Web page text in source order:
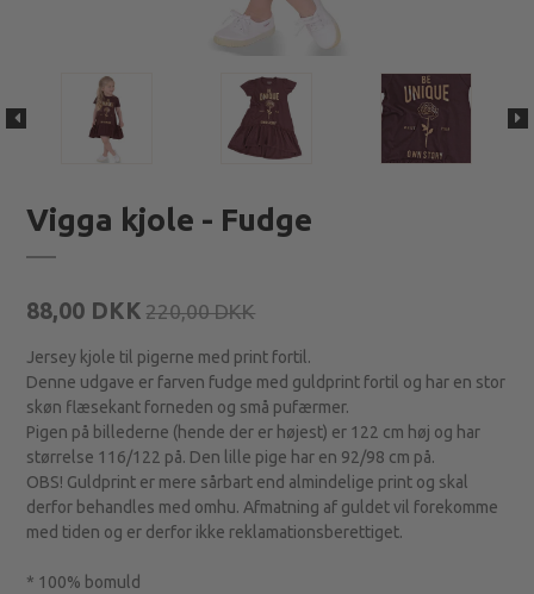
Vigga kjole - Fudge
88,00 DKK 220,00 DKK
Jersey kjole til pigerne med print fortil.
Denne udgave er farven fudge med guldprint fortil og har en stor
skøn flæsekant forneden og små pufærmer.
Pigen på billederne (hende der er højest) er 122 cm høj og har
størrelse 116/122 på. Den lille pige har en 92/98 cm på.
OBS! Guldprint er mere sårbart end almindelige print og skal
derfor behandles med omhu. Afmatning af guldet vil forekomme
med tiden og er derfor ikke reklamationsberettiget.
* 100% bomuld